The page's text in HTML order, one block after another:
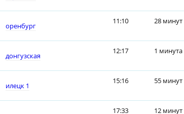
оренбург
11:10 28 минут
донгузская
12:17 1 минута
илецк 1
15:16 55 минут
17:33 12 минут